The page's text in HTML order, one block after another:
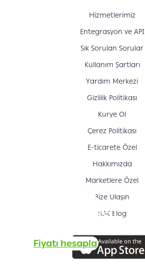
Teslimat
hizmetimizden
Fiyatı hesapla
Hizmetlerimiz
Entegrasyon ve API
Sık Sorulan Sorular
Kullanım Şartları
Yardım Merkezi
Gizlilik Politikası
Kurye Ol
Çerez Politikası
E-ticarete Özel
Hakkımızda
Marketlere Özel
Bize Ulaşın
BBK Blog